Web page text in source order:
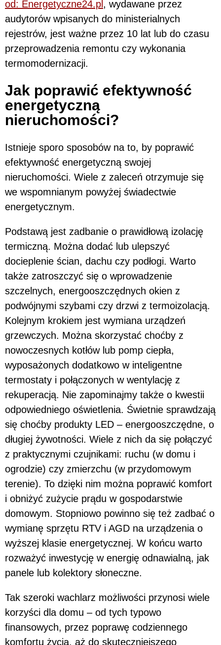
od: Energetyczne24.pl , wydawane przez
audytorów wpisanych do ministerialnych
rejestrów, jest ważne przez 10 lat lub do czasu
przeprowadzenia remontu czy wykonania
termomodernizacji.
Jak poprawić efektywność
energetyczną
nieruchomości?
Istnieje sporo sposobów na to, by poprawić
efektywność energetyczną swojej
nieruchomości. Wiele z zaleceń otrzymuje się
we wspomnianym powyżej świadectwie
energetycznym.
Podstawą jest zadbanie o prawidłową izolację
termiczną. Można dodać lub ulepszyć
docieplenie ścian, dachu czy podłogi. Warto
także zatroszczyć się o wprowadzenie
szczelnych, energooszczędnych okien z
podwójnymi szybami czy drzwi z termoizolacją.
Kolejnym krokiem jest wymiana urządzeń
grzewczych. Można skorzystać choćby z
nowoczesnych kotłów lub pomp ciepła,
wyposażonych dodatkowo w inteligentne
termostaty i połączonych w wentylację z
rekuperacją. Nie zapominajmy także o kwestii
odpowiedniego oświetlenia. Świetnie sprawdzają
się choćby produkty LED – energooszczędne, o
długiej żywotności. Wiele z nich da się połączyć
z praktycznymi czujnikami: ruchu (w domu i
ogrodzie) czy zmierzchu (w przydomowym
terenie). To dzięki nim można poprawić komfort
i obniżyć zużycie prądu w gospodarstwie
domowym. Stopniowo powinno się też zadbać o
wymianę sprzętu RTV i AGD na urządzenia o
wyższej klasie energetycznej. W końcu warto
rozważyć inwestycję w energię odnawialną, jak
panele lub kolektory słoneczne.
Tak szeroki wachlarz możliwości przynosi wiele
korzyści dla domu – od tych typowo
finansowych, przez poprawę codziennego
komfortu życia, aż do skuteczniejszego